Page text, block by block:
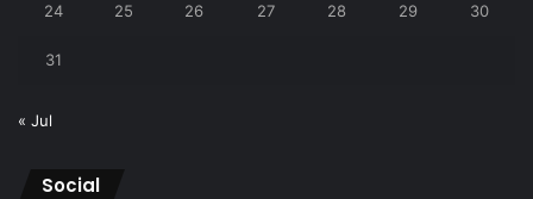
24 25 26 27 28 29 30
31
« Jul
Social